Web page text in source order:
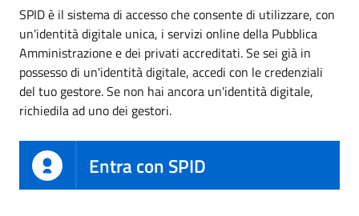
SPID è il sistema di accesso che consente di utilizzare, con
un'identità digitale unica, i servizi online della Pubblica
Amministrazione e dei privati accreditati. Se sei già in
possesso di un'identità digitale, accedi con le credenziali
del tuo gestore. Se non hai ancora un'identità digitale,
richiedila ad uno dei gestori.
Entra con SPID